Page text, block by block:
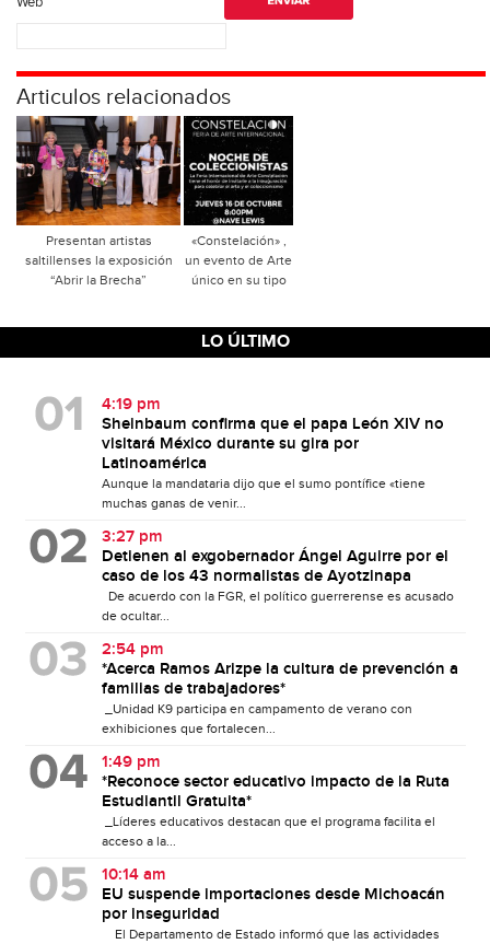
Articulos relacionados
Presentan artistas
saltillenses la exposición
“Abrir la Brecha”
«Constelación» ,
un evento de Arte
único en su tipo
LO ÚLTIMO
4:19 pm
Sheinbaum confirma que el papa León XIV no
visitará México durante su gira por
Latinoamérica
Aunque la mandataria dijo que el sumo pontífice «tiene
muchas ganas de venir...
3:27 pm
Detienen al exgobernador Ángel Aguirre por el
caso de los 43 normalistas de Ayotzinapa
De acuerdo con la FGR, el político guerrerense es acusado
de ocultar...
2:54 pm
*Acerca Ramos Arizpe la cultura de prevención a
familias de trabajadores*
_Unidad K9 participa en campamento de verano con
exhibiciones que fortalecen...
1:49 pm
*Reconoce sector educativo impacto de la Ruta
Estudiantil Gratuita*
_Líderes educativos destacan que el programa facilita el
acceso a la...
10:14 am
EU suspende importaciones desde Michoacán
por inseguridad
El Departamento de Estado informó que las actividades